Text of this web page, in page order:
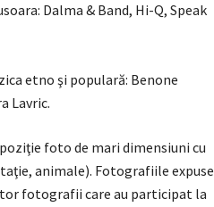
Dalma & Band, Hi-Q, Speak
etno şi populară: Benone
Lavric.
foto de mari dimensiuni cu
animale). Fotografiile expuse
fotografii care au participat la